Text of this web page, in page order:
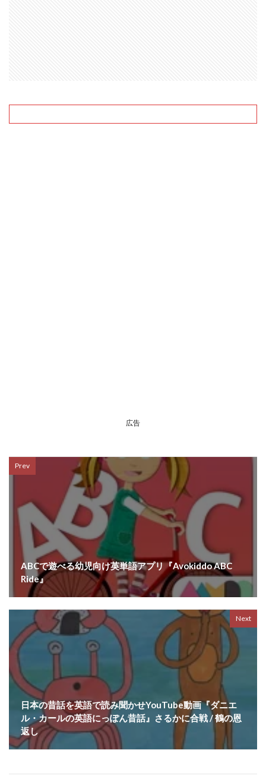
広告
Prev
ABCで遊べる幼児向け英単語アプリ『Avokiddo ABC
Ride』
Next
日本の昔話を英語で読み聞かせYouTube動画『ダニエ
ル・カールの英語にっぽん昔話』さるかに合戦 / 鶴の恩
返し